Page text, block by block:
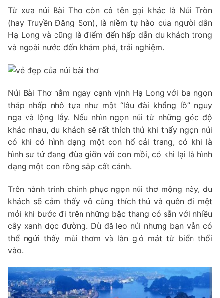
Từ xưa núi Bài Thơ còn có tên gọi khác là Núi Tròn
(hay Truyền Đăng Sơn), là niềm tự hào của người dân
Hạ Long và cũng là điểm đến hấp dẫn du khách trong
và ngoài nước đến khám phá, trải nghiệm.
Núi Bài Thơ nằm ngay cạnh vịnh Hạ Long với ba ngọn
tháp nhấp nhô tựa như một “lâu đài khổng lồ” nguy
nga và lộng lẫy. Nếu nhìn ngọn núi từ những góc độ
khác nhau, du khách sẽ rất thích thú khi thấy ngọn núi
có khi có hình dạng một con hổ cải trang, có khi là
hình sư tử đang đùa giỡn với con mồi, có khi lại là hình
dạng một con rồng sắp cất cánh.
Trên hành trình chinh phục ngọn núi thơ mộng này, du
khách sẽ cảm thấy vô cùng thích thú và quên đi mệt
mỏi khi bước đi trên những bậc thang có sẵn với nhiều
cây xanh dọc đường. Dù đã leo núi nhưng bạn vẫn có
thể ngửi thấy mùi thơm và làn gió mát từ biển thổi
vào.